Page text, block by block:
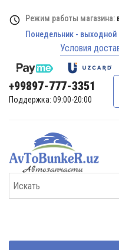
Режим работы магазина:
Понедельник - выходной
Условия
+99897-777-3351
Поддержка: 09:00-20:00